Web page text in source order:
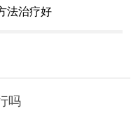
法治疗好
吗